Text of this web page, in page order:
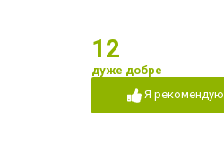
12
дуже добре
Я рекомендую